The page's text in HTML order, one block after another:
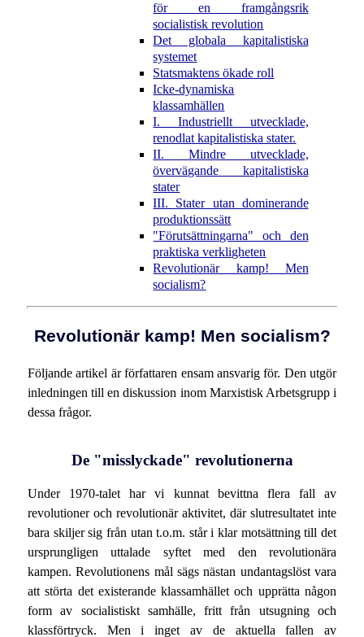
för en framgångsrik
socialistisk revolution
Det globala kapitalistiska
systemet
Statsmaktens ökade roll
Icke-dynamiska
klassamhällen
I. Industriellt utvecklade,
renodlat kapitalistiska stater.
II. Mindre utvecklade,
övervägande kapitalistiska
stater
III. Stater utan dominerande
produktionssätt
"Förutsättningarna" och den
praktiska verkligheten
Revolutionär kamp! Men
socialism?
Revolutionär kamp! Men socialism?
Följande artikel är författaren ensam ansvarig för. Den utgör
inledningen till en diskussion inom Marxistisk Arbetsgrupp i
dessa frågor.
De "misslyckade" revolutionerna
Under 1970-talet har vi kunnat bevittna flera fall av
revolutioner och revolutionär aktivitet, där slutresultatet inte
bara skiljer sig från utan t.o.m. står i klar motsättning till det
ursprungligen uttalade syftet med den revolutionära
kampen. Revolutionens mål sägs nästan undantagslöst vara
att störta det existerande klassamhället och upprätta någon
form av socialistiskt samhälle, fritt från utsugning och
klassförtryck. Men i inget av de aktuella fallen av